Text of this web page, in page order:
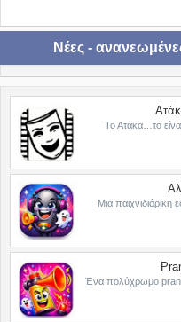
Νέες -
Το Ατάκα…το
Μια
Ένα πολύχρωμο